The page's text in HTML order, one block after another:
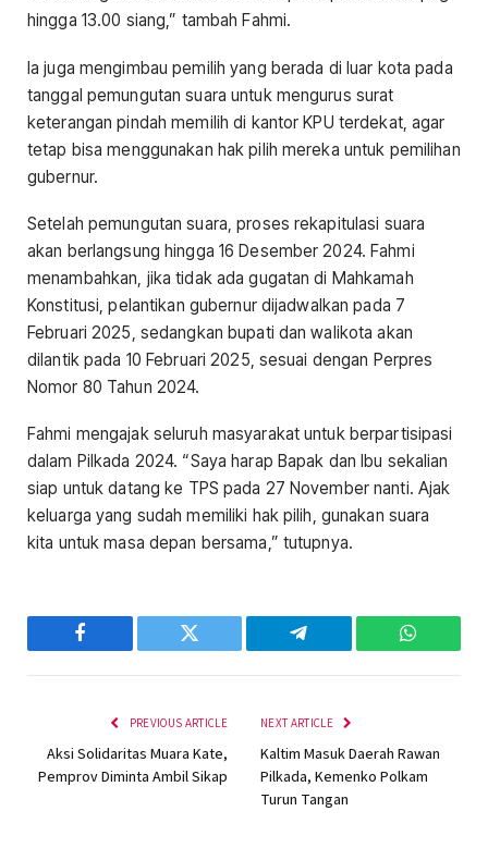
hingga 13.00 siang,” tambah Fahmi.
Ia juga mengimbau pemilih yang berada di luar kota pada
tanggal pemungutan suara untuk mengurus surat
keterangan pindah memilih di kantor KPU terdekat, agar
tetap bisa menggunakan hak pilih mereka untuk pemilihan
gubernur.
Setelah pemungutan suara, proses rekapitulasi suara
akan berlangsung hingga 16 Desember 2024. Fahmi
menambahkan, jika tidak ada gugatan di Mahkamah
Konstitusi, pelantikan gubernur dijadwalkan pada 7
Februari 2025, sedangkan bupati dan walikota akan
dilantik pada 10 Februari 2025, sesuai dengan Perpres
Nomor 80 Tahun 2024.
Fahmi mengajak seluruh masyarakat untuk berpartisipasi
dalam Pilkada 2024. “Saya harap Bapak dan Ibu sekalian
siap untuk datang ke TPS pada 27 November nanti. Ajak
keluarga yang sudah memiliki hak pilih, gunakan suara
kita untuk masa depan bersama,” tutupnya.
Facebook Twitter Telegram
PREVIOUS ARTICLE
Aksi Solidaritas Muara Kate,
Pemprov Diminta Ambil Sikap
NEXT ARTICLE
Kaltim Masuk Daerah Rawan
Pilkada, Kemenko Polkam
Turun Tangan